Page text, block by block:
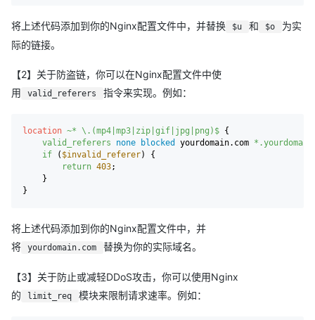
这样写的思路：由于我的这类原创视频mp4有数百个，而每条视频
会变得很大，延缓每次访客打开网页的速度， 于是我通过SetEnvIf
先设置 u 和 o 把链接中的固定不变的前半段先定义好，那么后面具
{ENV:u}和{ENV:o}接上每个不同视频的后半段链接即可，这样可以
缩减配置文件的大量内容。
可是当我用网上各种转换工具尝试将.htaccess转换成niginx配置
【2】另外还求问，换成niginx后，这些文件格式
在.htaccess里用Rewrite弄的。
将上述代码添加到你的Nginx配置文件中，并替换 $u 和 $o
为实
际的链接。
【2】关于防盗链，你可以在Nginx配置文件中使
用
valid_referers 指令来实现。例如：
location ~* \.(mp4|mp3|zip|gif|jpg|png)$ {
valid_referers
none blocked yourdomain.com
if ( $invalid_referer) {
return 403;
    }
将上述代码添加到你的Nginx配置文件中，并
将
yourdomain.com 替换为你的实际域名。
【3】关于防止或减轻DDoS攻击，你可以使用Nginx
的
limit_req 模块来限制请求速率。例如：